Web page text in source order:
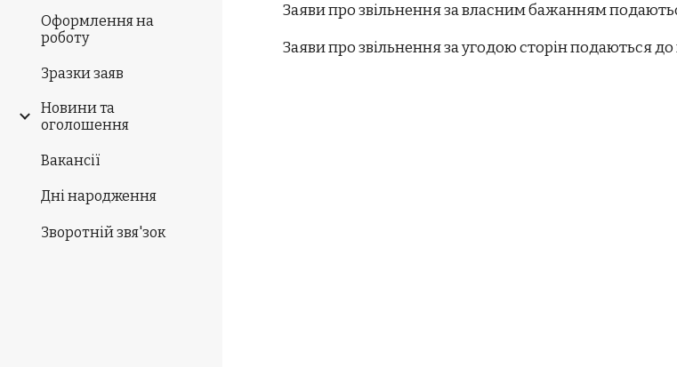
Оформлення на
роботу
Зразки заяв
Новини та
оголошення
Вакансії
Дні народження
Зворотній звя'зок
Заяви про звільнення за власним бажанням
Заяви про звільнення за угодою сторін подаються до